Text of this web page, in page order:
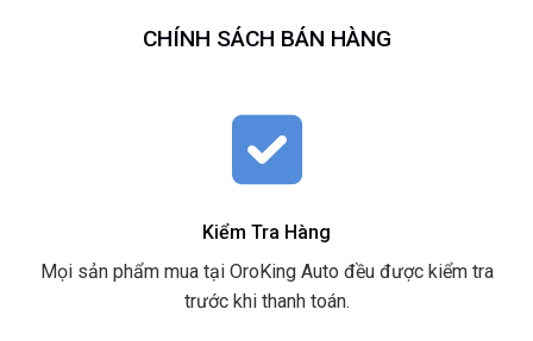
CHÍNH SÁCH BÁN HÀNG
Kiểm Tra Hàng
Mọi sản phẩm mua tại OroKing Auto đều được kiểm tra
trước khi thanh toán.